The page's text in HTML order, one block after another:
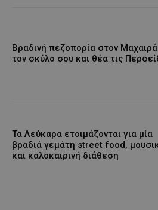
Βραδινή πεζοπορία στον
τον σκύλο σου και θέα τις
Τα Λεύκαρα ετοιμάζονται για μία
βραδιά γεμάτη street food,
και καλοκαιρινή διάθεση